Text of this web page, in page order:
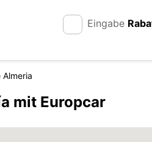
Eingabe
Almeria
mit Europcar